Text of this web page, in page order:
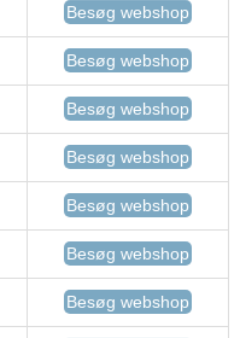
Besøg webshop
Besøg webshop
Besøg webshop
Besøg webshop
Besøg webshop
Besøg webshop
Besøg webshop